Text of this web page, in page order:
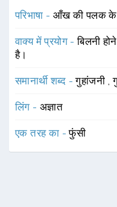
परिभाषा - आँख की पलक के
वाक्य में प्रयोग -बिलनी
है।
समानार्थी शब्द -गुहांजनी ,
लिंग - अज्ञात
एक तरह का -फुंसी